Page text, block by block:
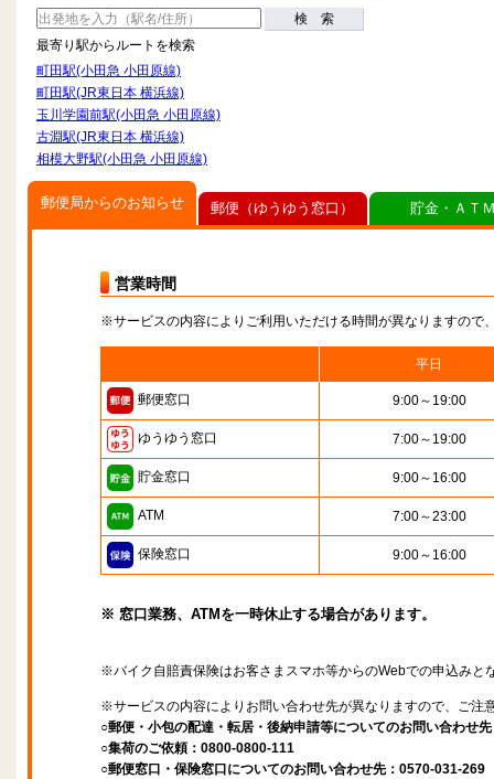
検 索
最寄り駅からルートを検索
町田駅(小田急 小田原線)
町田駅(JR東日本 横浜線)
玉川学園前駅(小田急 小田原線)
古淵駅(JR東日本 横浜線)
相模大野駅(小田急 小田原線)
郵便局からのお知らせ
営業時間
※サービスの内容によりご利用いただける時間が異なりますので
平日
郵便窓口 9:00～19:00
ゆうゆう窓口 7:00～19:00
貯金窓口 9:00～16:00
ATM 7:00～23:00
保険窓口 9:00～16:00
※ 窓口業務、ATMを一時休止する場合があります。
※バイク自賠責保険はお客さまスマホ等からのWebでの申込みと
※サービスの内容によりお問い合わせ先が異なりますので、ご注
○郵便・小包の配達・転居・後納申請等についてのお問い合わせ
○集荷のご依頼：0800-0800-111
○郵便窓口・保険窓口についてのお問い合わせ先：0570-031-269
郵便（ゆうゆう窓口） 貯金・ＡＴ